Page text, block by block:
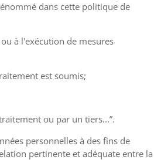
dans cette politique de
à l'exécution de mesures
est soumis;
ou par un tiers...”.
personnelles à des fins de
pertinente et adéquate entre la